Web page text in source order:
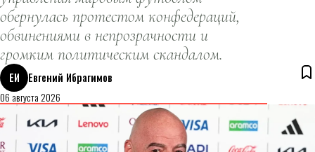
обернулась протестом конфедераций,
обвинениями в непрозрачности и
громким политическим скандалом.
ЕИ
Евгений Ибрагимов
06 августа 2026